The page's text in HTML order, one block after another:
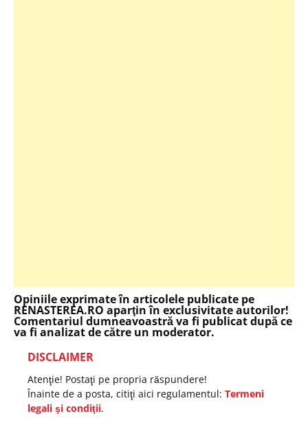
Opiniile exprimate în articolele publicate pe
RENASTEREA.RO aparţin în exclusivitate autorilor!
Comentariul dumneavoastră va fi publicat după ce
va fi analizat de către un moderator.
DISCLAIMER
Atenţie! Postaţi pe propria răspundere!
Înainte de a posta, citiţi aici regulamentul: Termeni
legali şi condiţii.